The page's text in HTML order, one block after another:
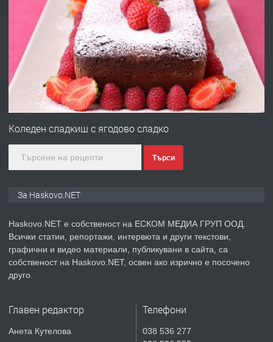
ПРЕДЛАГА
№4120 Магазин/Офис под наем в кв.
Любен Каравелов, Хасково-близо до
градската градина!
преди 4 дни
ПРЕДЛАГА
ПРОСТОРЕН ТРИСТАЕН
КУБА
преди 5 дни
ПРЕДЛАГА СГЛОБЯВАНЕ НА МЕБЕЛИ.
Коледен сладкиш с ягодово сладко
Търси
За Haskovo.NET
Haskovo.NET е собственост на ЕСКОМ МЕДИА ГРУП ООД.
Всички статии, репортажи, интервюта и други текстови,
графични и видео материали, публикувани в сайта, са
собственост на Haskovo.NET, освен ако изрично е посочено
друго.
Главен редактор
Анета Кутелова
Телефони
038 536 277